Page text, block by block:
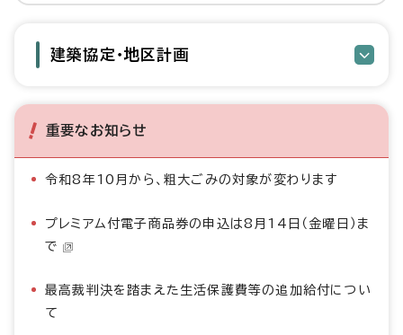
建築協定・地区計画
重要なお知らせ
令和8年10月から、粗大ごみの対象が変わります
プレミアム付電子商品券の申込は8月14日（金曜日）ま
で
最高裁判決を踏まえた生活保護費等の追加給付につい
て